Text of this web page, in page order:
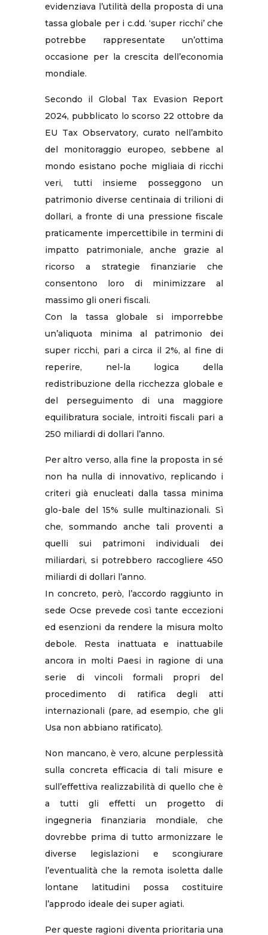
evidenziava l’utilità della proposta di una
tassa globale per i c.dd. ‘super ricchi’ che
potrebbe rappresentate un’ottima
occasione per la crescita dell’economia
mondiale.
Secondo il Global Tax Evasion Report
2024, pubblicato lo scorso 22 ottobre da
EU Tax Observatory, curato nell’ambito
del monitoraggio europeo, sebbene al
mondo esistano poche migliaia di ricchi
veri, tutti insieme posseggono un
patrimonio diverse centinaia di trilioni di
dollari, a fronte di una pressione fiscale
praticamente impercettibile in termini di
impatto patrimoniale, anche grazie al
ricorso a strategie finanziarie che
consentono loro di minimizzare al
massimo gli oneri fiscali.
Con la tassa globale si imporrebbe
un’aliquota minima al patrimonio dei
super ricchi, pari a circa il 2%, al fine di
reperire, nel-la logica della
redistribuzione della ricchezza globale e
del perseguimento di una maggiore
equilibratura sociale, introiti fiscali pari a
250 miliardi di dollari l’anno.
Per altro verso, alla fine la proposta in sé
non ha nulla di innovativo, replicando i
criteri già enucleati dalla tassa minima
glo-bale del 15% sulle multinazionali. Sì
che, sommando anche tali proventi a
quelli sui patrimoni individuali dei
miliardari, si potrebbero raccogliere 450
miliardi di dollari l’anno.
In concreto, però, l’accordo raggiunto in
sede Ocse prevede così tante eccezioni
ed esenzioni da rendere la misura molto
debole. Resta inattuata e inattuabile
ancora in molti Paesi in ragione di una
serie di vincoli formali propri del
procedimento di ratifica degli atti
internazionali (pare, ad esempio, che gli
Usa non abbiano ratificato).
Non mancano, è vero, alcune perplessità
sulla concreta efficacia di tali misure e
sull’effettiva realizzabilità di quello che è
a tutti gli effetti un progetto di
ingegneria finanziaria mondiale, che
dovrebbe prima di tutto armonizzare le
diverse legislazioni e scongiurare
l’eventualità che la remota isoletta dalle
lontane latitudini possa costituire
l’approdo ideale dei super agiati.
Per queste ragioni diventa prioritaria una